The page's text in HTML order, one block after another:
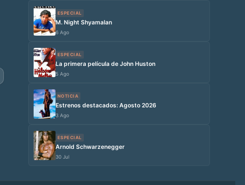
ESPECIAL
M. Night Shyamalan
6 Ago
ESPECIAL
La primera película de John Huston
5 Ago
NOTICIA
Estrenos destacados: Agosto 2026
3 Ago
ESPECIAL
Arnold Schwarzenegger
30 Jul